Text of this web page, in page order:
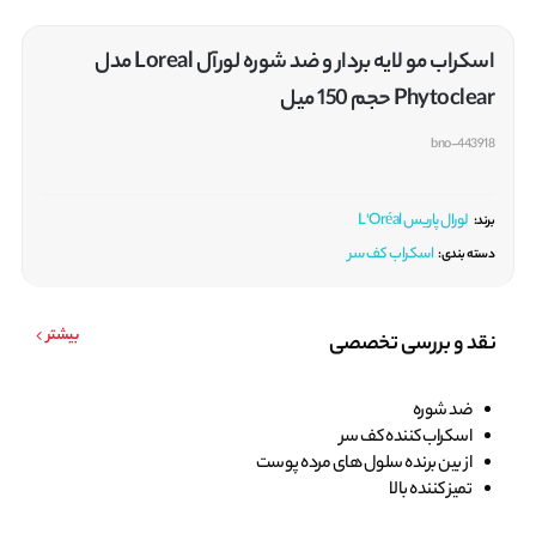
اسکراب مو لایه بردار و ضد شوره لورآل Loreal مدل
Phytoclear حجم 150 میل
bno-443918
برند: لورال پاریس L'Oréal
دسته بندی: اسکراب کف سر
نقد و بررسی تخصصی بیشتر
ضد شوره
اسکراب کننده کف سر
از بین برنده سلول های مرده پوست
تمیز کننده بالا